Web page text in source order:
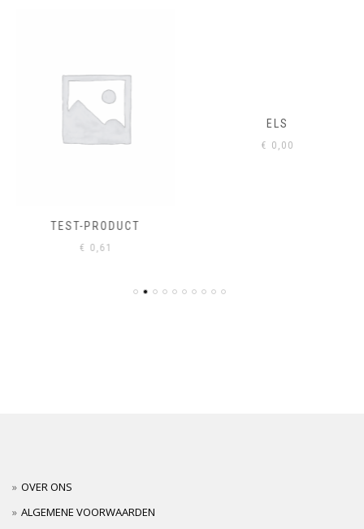
TEST-PRODUCT
€0,61
ELS
€0,00
OVER ONS
ALGEMENE VOORWAARDEN